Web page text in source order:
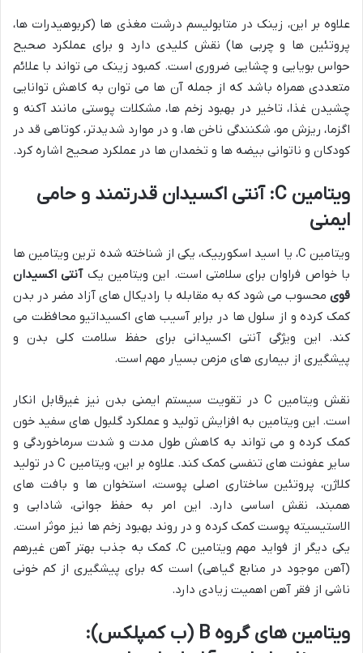
علاوه بر این، زینک در متابولیسم درشت مغذی ها (کربوهیدرات ها،
پروتئین ها و چربی ها) نقش کلیدی دارد و برای عملکرد صحیح
حواس بویایی و چشایی ضروری است. کمبود زینک می تواند با علائم
متعددی همراه باشد که از جمله آن ها می توان به کاهش توانایی
چشیدن غذا، تاخیر در بهبود زخم ها، مشکلات پوستی مانند آکنه و
اگزما، ریزش مو، شکنندگی ناخن ها، و در موارد شدیدتر، کوتاهی قد در
کودکان و ناتوانی بیضه ها و تخمدان ها در عملکرد صحیح اشاره کرد.
ویتامین C: آنتی اکسیدان قدرتمند و حامی
ایمنی
ویتامین C، یا اسید اسکوربیک، یکی از شناخته شده ترین ویتامین ها
با خواص فراوان برای سلامتی است. این ویتامین یکآنتی اکسیدان
قوی محسوب می شود که به مقابله با رادیکال های آزاد مضر در بدن
کمک کرده و از سلول ها در برابر آسیب های اکسیداتیو محافظت می
کند. این ویژگی آنتی اکسیدانی برای حفظ سلامت کلی بدن و
پیشگیری از بیماری های مزمن بسیار مهم است.
نقش ویتامین C در تقویت سیستم ایمنی بدن نیز غیرقابل انکار
است. این ویتامین به افزایش تولید و عملکرد گلبول های سفید خون
کمک کرده و می تواند به کاهش طول مدت و شدت سرماخوردگی و
سایر عفونت های تنفسی کمک کند. علاوه بر این، ویتامین C در تولید
کلاژن، پروتئین ساختاری اصلی پوست، استخوان ها و بافت های
همبند، نقش اساسی دارد. این امر به حفظ جوانی، شادابی و
الاستیسیته پوست کمک کرده و در روند بهبود زخم ها نیز موثر است.
یکی دیگر از فواید مهم ویتامین C، کمک به جذب بهتر آهن غیرهم
(آهن موجود در منابع گیاهی) است که برای پیشگیری از کم خونی
ناشی از فقر آهن اهمیت زیادی دارد.
ویتامین های گروه B (ب کمپلکس):